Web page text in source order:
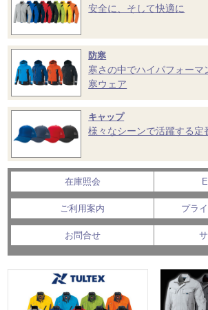
安全に、そして快適に
防寒
寒さの中でハイパフォーマ
寒ウェア
キャップ
様々なシーンで活躍する定
在庫照会
ご利用案内 プラ
お問合せ